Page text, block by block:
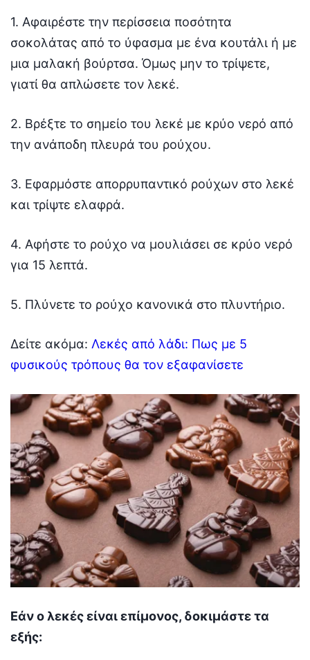
1. Αφαιρέστε την περίσσεια ποσότητα
σοκολάτας από το ύφασμα με ένα κουτάλι ή με
μια μαλακή βούρτσα. Όμως μην το τρίψετε,
γιατί θα απλώσετε τον λεκέ.
2. Βρέξτε το σημείο του λεκέ με κρύο νερό από
την ανάποδη πλευρά του ρούχου.
3. Εφαρμόστε απορρυπαντικό ρούχων στο λεκέ
και τρίψτε ελαφρά.
4. Αφήστε το ρούχο να μουλιάσει σε κρύο νερό
για 15 λεπτά.
5. Πλύνετε το ρούχο κανονικά στο πλυντήριο.
Δείτε ακόμα: Λεκές από λάδι: Πως με 5
φυσικούς τρόπους θα τον εξαφανίσετε
Εάν ο λεκές είναι επίμονος, δοκιμάστε τα
εξής: